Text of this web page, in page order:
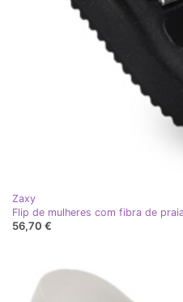
Zaxy
56,70 €